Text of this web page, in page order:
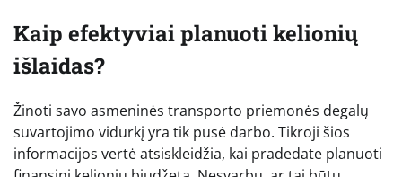
Kaip efektyviai planuoti kelionių
išlaidas?
Žinoti savo asmeninės transporto priemonės degalų
suvartojimo vidurkį yra tik pusė darbo. Tikroji šios
informacijos vertė atsiskleidžia, kai pradedate planuoti